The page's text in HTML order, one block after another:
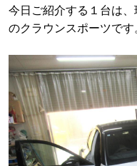
今日ご紹介する１台は
のクラウンスポーツです